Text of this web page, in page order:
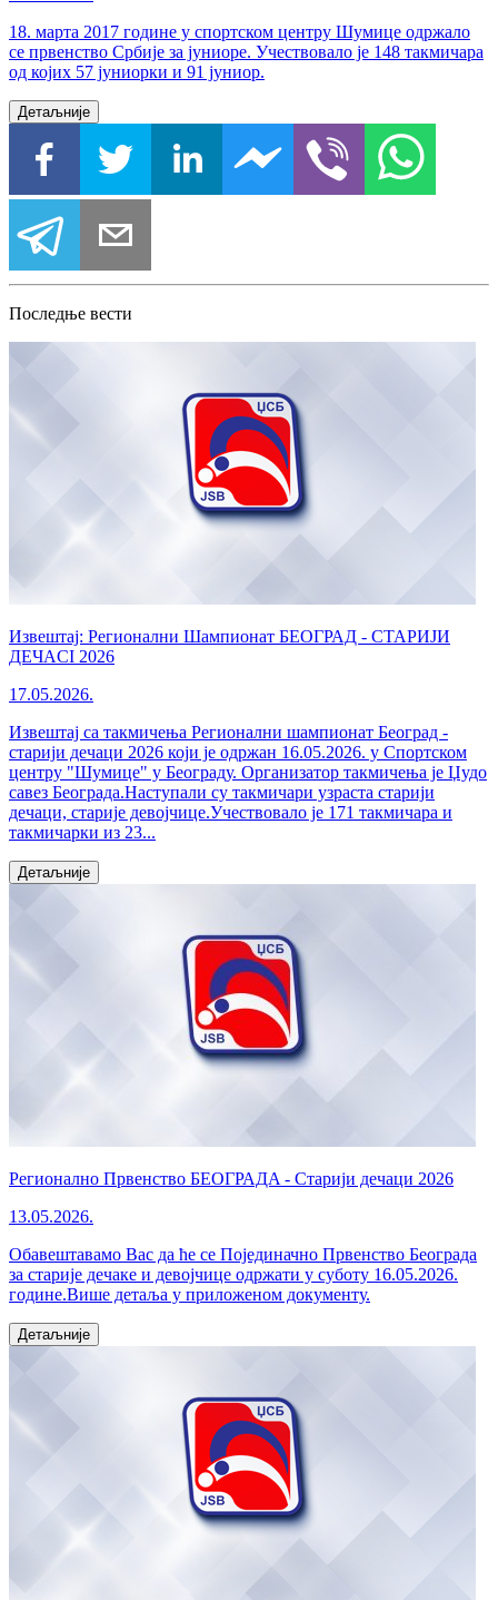
18. марта 2017 године у спортском центру Шумице одржало
се првенство Србије за јуниоре. Учествовало је 148 такмичара
од којих 57 јуниорки и 91 јуниор.
Детаљније
Последње вести
Извештај: Регионални Шампионат БЕОГРАД - СТАРИЈИ
ДЕЧАCI 2026
17.05.2026.
Извештај са такмичења Регионални шампионат Београд -
старији дечаци 2026 који је одржан 16.05.2026. у Спортском
центру "Шумице" у Београду. Организатор такмичења је Џудо
савез Београда.Наступали су такмичари узраста старији
дечаци, старије девојчице.Учествовало је 171 такмичара и
такмичарки из 23...
Детаљније
Регионално Првенство БЕОГРАДA - Старији дечаци 2026
13.05.2026.
Обавештавамо Вас да ће се Појединачно Првенство Београда
за старије дечаке и девојчице одржати у суботу 16.05.2026.
године.Више детаља у приложеном документу.
Детаљније